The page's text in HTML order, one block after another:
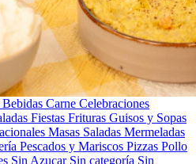
Bebidas Carne Celebraciones
Fiestas Frituras Guisos y Sopas
Masas Saladas Mermeladas
Pescados y Mariscos Pizzas Pollo
Sin Azucar Sin categoría Sin